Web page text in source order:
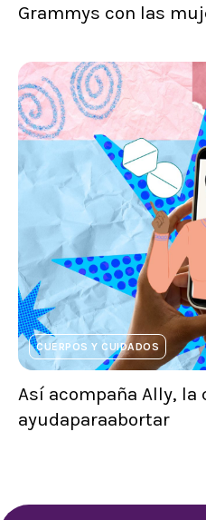
Grammys con las
CUERPOS Y CUIDADOS
Así acompaña Ally, la
ayudaparaabortar